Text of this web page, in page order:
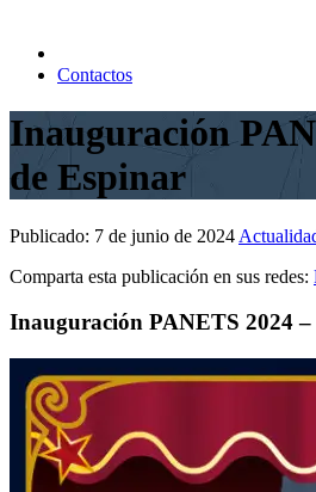
Contactos
Inauguración
de Espinar
Publicado: 7 de junio de 2024
Comparta esta publicación en sus redes:
Inauguración PANETS 2024